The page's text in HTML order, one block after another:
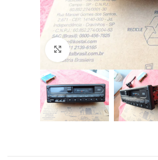
Click to enlarge